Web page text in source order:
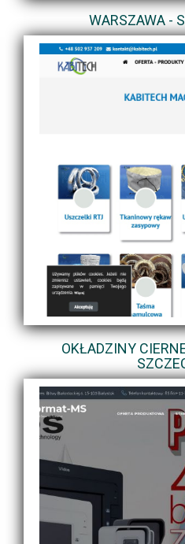
WARSZAWA -
OKŁADZINY